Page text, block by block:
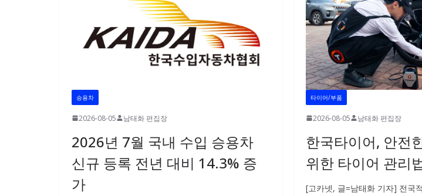
승용차
2026-08-05 남태화 편집장
2026년 7월 국내 수입 승용차
신규 등록 전년 대비 14.3% 증
가
타이어/부품
2026-08-05 남태화 편집장
한국타이어, 안전
위한 타이어 관리
[고카넷, 글=남태화 기자] 전국